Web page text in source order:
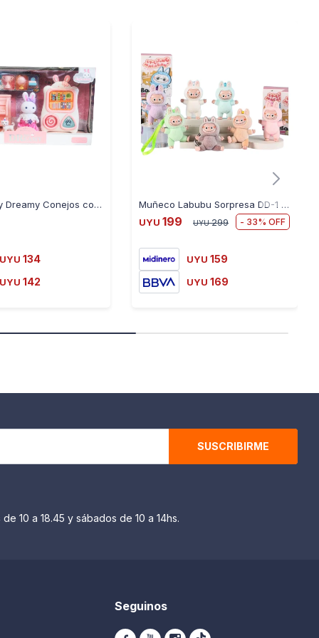
Playset Bay Dreamy Conejos con Accesorios Clases
UYU 134
UYU 142
Muñeco Labubu Sorpresa DD-1 Mediano
UYU 199 UYU 299 33
UYU 159
UYU 169
SUSCRIBIRME
10 a 18.45 y sábados de 10 a 14hs.
Seguinos